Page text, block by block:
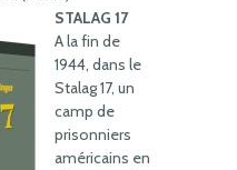
STALAG 17
A la fin de
1944, dans le
Stalag 17, un
camp de
prisonniers
américains en